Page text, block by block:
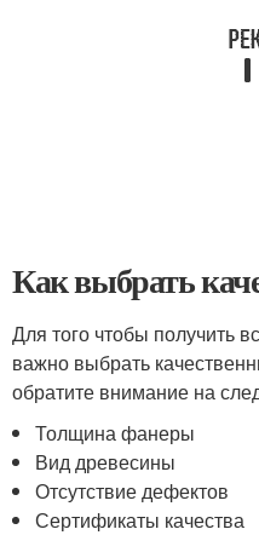
Как выбрать
Для того чтобы получить
важно выбрать
обратите внимание на
Толщина фанеры
Вид древесины
Отсутствие дефектов
Сертификаты качества